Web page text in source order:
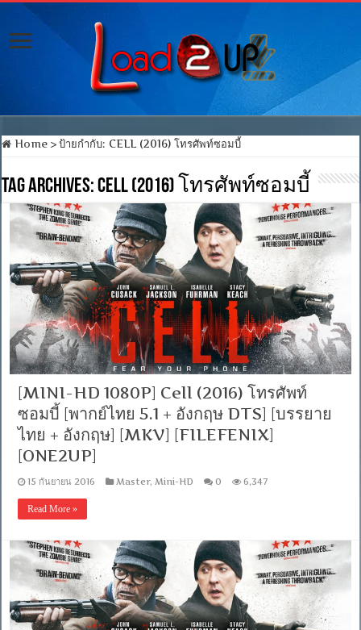
Home > ป้ายกำกับ: CELL (2016) โทรศัพท์ซอมบี้
Tag Archives:CELL (2016) โทรศัพท์ซอมบี้
[MINI-HD 1080P] Cell (2016) โทรศัพท์
ซอมบี้ [พากย์ไทย 5.1 + อังกฤษ DTS] [บรรยาย
ไทย + อังกฤษ] [MKV] [FILEFENIX]
[ONE2UP]
15 กันยายน 2016 Master, Mini-HD 0 6,347
Read More »